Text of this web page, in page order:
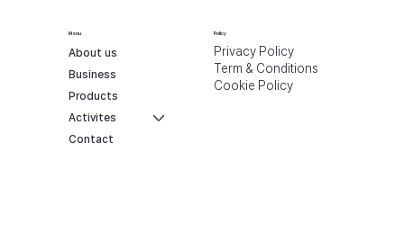
Menu
About us
Business
Products
Activites
Contact
Policy
Privacy Policy
Term & Conditions
Cookie Policy